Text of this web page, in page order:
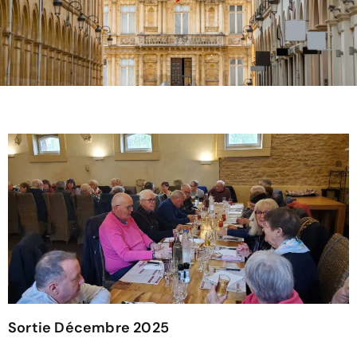
Sortie Décembre 2025